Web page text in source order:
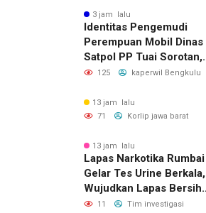
Kesejahteraan Anggota
3 jam lalu
Identitas Pengemudi
Perempuan Mobil Dinas
Satpol PP Tuai Sorotan,
Publik Pertanyakan Izin
125 kaperwil Bengkulu
13 jam lalu
71
Korlip jawa barat
13 jam lalu
Lapas Narkotika Rumbai
Gelar Tes Urine Berkala,
Wujudkan Lapas Bersih
Dari Narkoba
11
Tim investigasi